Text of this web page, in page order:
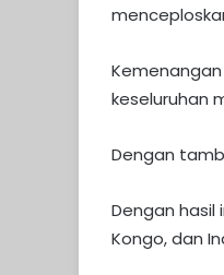
keseluruhan
Dengan
Dengan hasil
Kongo, dan